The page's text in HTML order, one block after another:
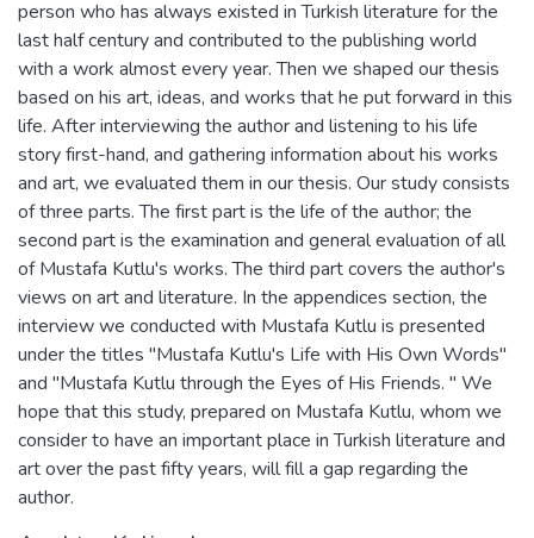
person who has always existed in Turkish literature for the
last half century and contributed to the publishing world
with a work almost every year. Then we shaped our thesis
based on his art, ideas, and works that he put forward in this
life. After interviewing the author and listening to his life
story first-hand, and gathering information about his works
and art, we evaluated them in our thesis. Our study consists
of three parts. The first part is the life of the author; the
second part is the examination and general evaluation of all
of Mustafa Kutlu's works. The third part covers the author's
views on art and literature. In the appendices section, the
interview we conducted with Mustafa Kutlu is presented
under the titles "Mustafa Kutlu's Life with His Own Words"
and "Mustafa Kutlu through the Eyes of His Friends. " We
hope that this study, prepared on Mustafa Kutlu, whom we
consider to have an important place in Turkish literature and
art over the past fifty years, will fill a gap regarding the
author.